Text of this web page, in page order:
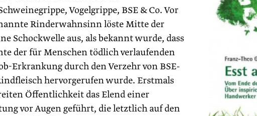
Vogelgrippe, BSE & Co. Vor
Rinderwahnsinn löste Mitte der
Schockwelle aus, als bekannt wurde, dass
der für Menschen tödlich verlaufenden
Erkrankung durch den Verzehr von BSE-
hervorgerufen wurde. Erstmals
Öffentlichkeit das Elend einer
vor Augen geführt, die letztlich auf den